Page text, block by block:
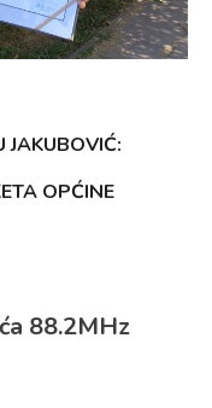
JAKUBOVIĆ:
OPĆINE
88.2MHz